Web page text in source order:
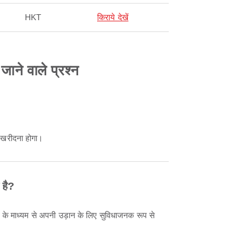
HKT किराये देखें
वाले प्रश्न
होगा।
है?